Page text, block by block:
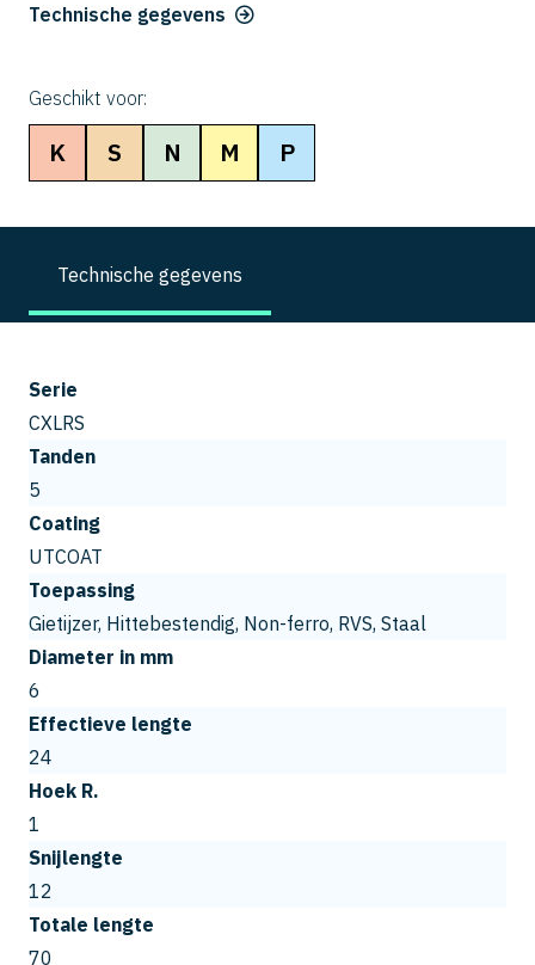
Technische gegevens
Geschikt voor:
K S N M P
Technische gegevens
Serie
CXLRS
Tanden
5
Coating
UTCOAT
Toepassing
Gietijzer, Hittebestendig, Non-ferro, RVS, Staal
Diameter in mm
6
Effectieve lengte
24
Hoek R.
1
Snijlengte
12
Totale lengte
70